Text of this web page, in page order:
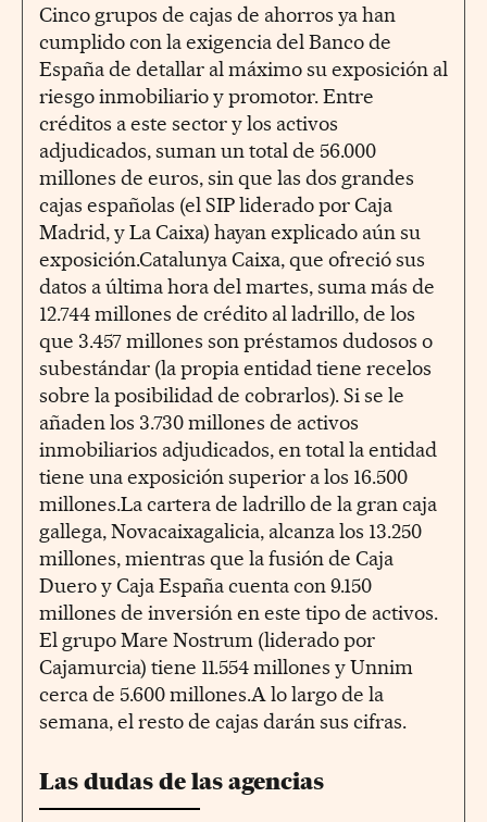
Cinco grupos de cajas de ahorros ya han
cumplido con la exigencia del Banco de
España de detallar al máximo su exposición al
riesgo inmobiliario y promotor. Entre
créditos a este sector y los activos
adjudicados, suman un total de 56.000
millones de euros, sin que las dos grandes
cajas españolas (el SIP liderado por Caja
Madrid, y La Caixa) hayan explicado aún su
exposición.Catalunya Caixa, que ofreció sus
datos a última hora del martes, suma más de
12.744 millones de crédito al ladrillo, de los
que 3.457 millones son préstamos dudosos o
subestándar (la propia entidad tiene recelos
sobre la posibilidad de cobrarlos). Si se le
añaden los 3.730 millones de activos
inmobiliarios adjudicados, en total la entidad
tiene una exposición superior a los 16.500
millones.La cartera de ladrillo de la gran caja
gallega, Novacaixagalicia, alcanza los 13.250
millones, mientras que la fusión de Caja
Duero y Caja España cuenta con 9.150
millones de inversión en este tipo de activos.
El grupo Mare Nostrum (liderado por
Cajamurcia) tiene 11.554 millones y Unnim
cerca de 5.600 millones.A lo largo de la
semana, el resto de cajas darán sus cifras.
Las dudas de las agencias